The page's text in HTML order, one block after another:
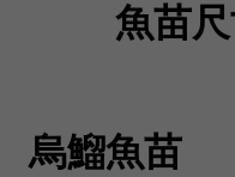
魚苗
烏鰡魚苗